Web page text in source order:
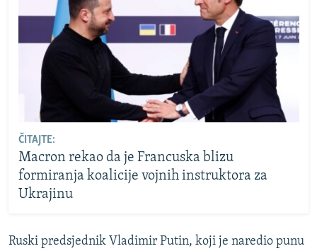
ČITAJTE:
Macron rekao da je Francuska blizu
formiranja koalicije vojnih instruktora za
Ukrajinu
Ruski predsjednik Vladimir Putin, koji je naredio punu